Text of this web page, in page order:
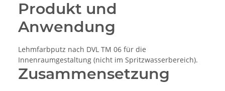
Produkt und
Anwendung
Lehmfarbputz nach DVL TM 06 für die
Innenraumgestaltung (nicht im Spritzwasserbereich).
Zusammensetzung